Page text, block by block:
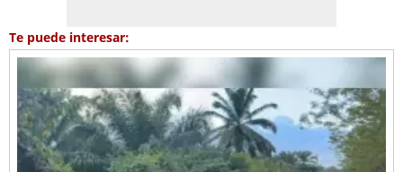
Te puede interesar: